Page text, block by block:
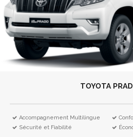
TOYOTA
Accompagnement Multilingue
Sécurité et Fiabilité